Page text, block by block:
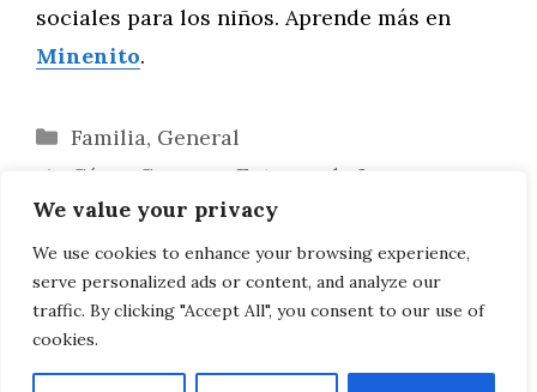
We value your privacy
We use cookies to enhance your browsing experience,
serve personalized ads or content, and analyze our
traffic. By clicking "Accept All", you consent to our use of
cookies.
sociales para los niños. Aprende más en
Minenito.
Categorías
Familia, General
Cómo Crear un Entorno de Juego
Educativo en el Hogar
Promoviendo una Comunicación Abierta
y Efectiva en la Familia